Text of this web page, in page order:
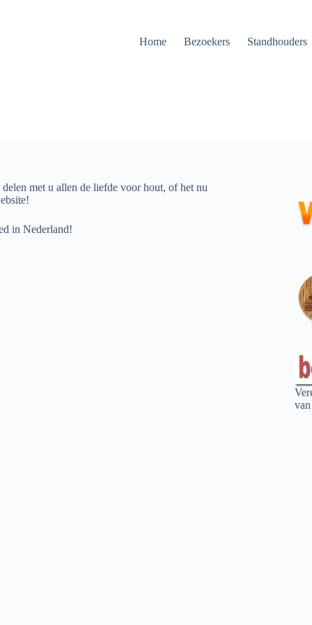
Home Bezoekers Standhouders
met u allen de liefde voor hout, of het nu
in Nederland!